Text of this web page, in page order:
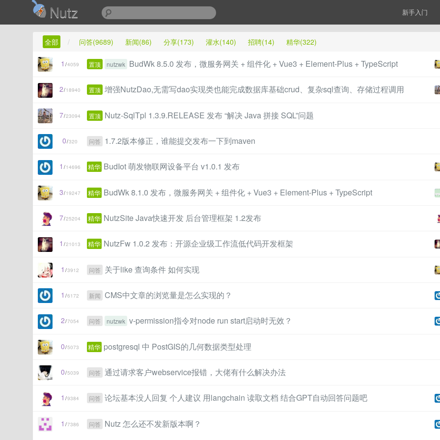
Nutz 新手入门
全部 / 问答(9689) 新闻(86) 分享(173) 灌水(140) 招聘(14) 精华(322)
1/4059 置顶 nutzwk BudWk 8.5.0 发布，微服务网关 + 组件化 + Vue3 + Element-Plus + TypeScript
2/18940 置顶 增强NutzDao,无需写dao实现类也能完成数据库基础crud、复杂sql查询、存储过程调用
7/23094 置顶 Nutz-SqlTpl 1.3.9.RELEASE 发布 “解决 Java 拼接 SQL”问题
0/320 问答 1.7.2版本修正，谁能提交发布一下到maven
1/14696 精华 BudIot 萌发物联网设备平台 v1.0.1 发布
3/19247 精华 BudWk 8.1.0 发布，微服务网关 + 组件化 + Vue3 + Element-Plus + TypeScript
7/25204 精华 NutzSite Java快速开发 后台管理框架 1.2发布
1/21013 精华 NutzFw 1.0.2 发布：开源企业级工作流低代码开发框架
1/3912 问答 关于like 查询条件 如何实现
1/6172 新闻 CMS中文章的浏览量是怎么实现的？
2/7054 问答 nutzwk v-permission指令对node run start启动时无效？
0/5073 精华 postgresql 中 PostGIS的几何数据类型处理
0/5039 问答 通过请求客户webservice报错，大佬有什么解决办法
1/9384 问答 论坛基本没人回复 个人建议 用langchain 读取文档 结合GPT自动回答问题吧
1/7386 问答 Nutz 怎么还不发新版本啊？